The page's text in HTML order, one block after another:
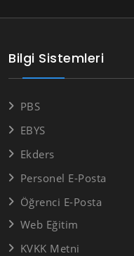
Bilgi Sistemleri
PBS
EBYS
Ekders
Personel E-Posta
Öğrenci E-Posta
Web Eğitim
KVKK Metni